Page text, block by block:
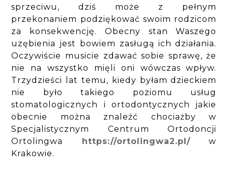
sprzeciwu, dziś może z pełnym
przekonaniem podziękować swoim rodzicom
za konsekwencję. Obecny stan Waszego
uzębienia jest bowiem zasługą ich działania.
Oczywiście musicie zdawać sobie sprawę, że
nie na wszystko mięli oni wówczas wpływ.
Trzydzieści lat temu, kiedy byłam dzieckiem
nie było takiego poziomu usług
stomatologicznych i ortodontycznych jakie
obecnie można znaleźć chociażby w
Specjalistycznym Centrum Ortodoncji
Ortolingwa
https://ortolingwa2.pl/w
Krakowie.